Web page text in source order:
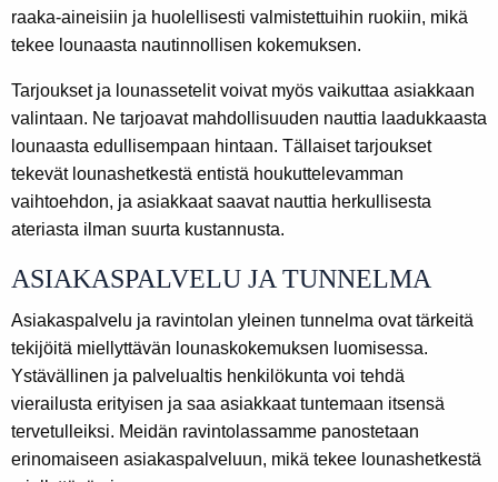
raaka-aineisiin ja huolellisesti valmistettuihin ruokiin, mikä
tekee lounaasta nautinnollisen kokemuksen.
Tarjoukset ja lounassetelit voivat myös vaikuttaa asiakkaan
valintaan. Ne tarjoavat mahdollisuuden nauttia laadukkaasta
lounaasta edullisempaan hintaan. Tällaiset tarjoukset
tekevät lounashetkestä entistä houkuttelevamman
vaihtoehdon, ja asiakkaat saavat nauttia herkullisesta
ateriasta ilman suurta kustannusta.
ASIAKASPALVELU JA TUNNELMA
Asiakaspalvelu ja ravintolan yleinen tunnelma ovat tärkeitä
tekijöitä miellyttävän lounaskokemuksen luomisessa.
Ystävällinen ja palvelualtis henkilökunta voi tehdä
vierailusta erityisen ja saa asiakkaat tuntemaan itsensä
tervetulleiksi. Meidän ravintolassamme panostetaan
erinomaiseen asiakaspalveluun, mikä tekee lounashetkestä